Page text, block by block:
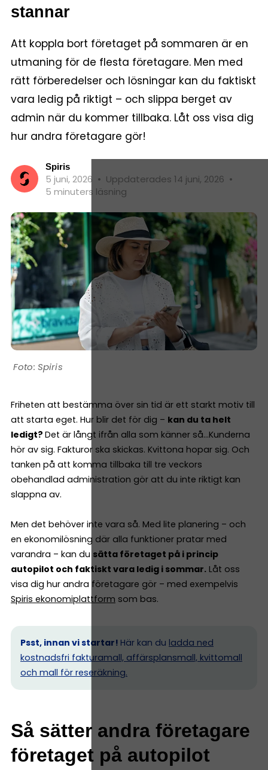
stannar
Att koppla bort företaget på sommaren är en
utmaning för de flesta företagare. Men med
rätt förberedelser och lösningar kan du faktiskt
vara ledig på riktigt – och slippa berget av
admin när du kommer tillbaka. Låt oss visa dig
hur andra företagare gör!
Spiris
5 juni, 2026 • Uppdaterades 14 juni, 2026 •
5 minuters läsning
Spiris
Friheten att bestämma över sin tid är ett starkt motiv till
att starta eget. Hur blir det för dig – kan du ta helt
ledigt? Det är långt ifrån alla som känner så…Kunderna
hör av sig. Fakturor ska skickas. Kvittona hopar sig. Och
tanken på att komma tillbaka till tre veckors
obehandlad administration gör att du inte riktigt kan
slappna av.
Men det behöver inte vara så. Med lite planering – och
en ekonomilösning där alla funktioner pratar med
varandra – kan du sätta företaget på i princip
autopilot och faktiskt vara ledig i sommar. Låt oss
visa dig hur andra företagare gör – med exempelvis
Spiris ekonomiplattform som bas.
Psst, innan vi startar! Här kan du ladda ned
kostnadsfri fakturamall, affärsplansmall, kvittomall
och mall för reseräkning.
Så sätter andra företagare
företaget på autopilot